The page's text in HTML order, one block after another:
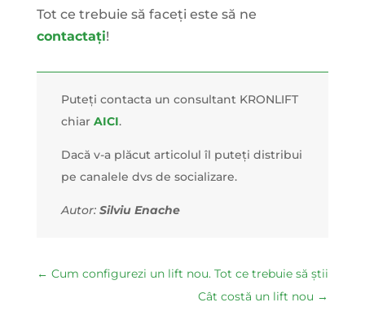
Tot ce trebuie să faceți este să ne
contactați!
Puteți contacta un consultant KRONLIFT
chiar AICI.
Dacă v-a plăcut articolul îl puteți distribui
pe canalele dvs de socializare.
Autor: Silviu Enache
← Cum configurezi un lift nou. Tot ce trebuie să știi
Cât costă un lift nou →